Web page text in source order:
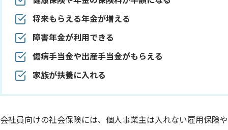
将来もらえる年金が増える
障害年金が利用できる
傷病手当金や出産手当金がもらえる
家族が扶養に入れる
会社員向けの社会保険には、個人事業主は入れない雇用保険